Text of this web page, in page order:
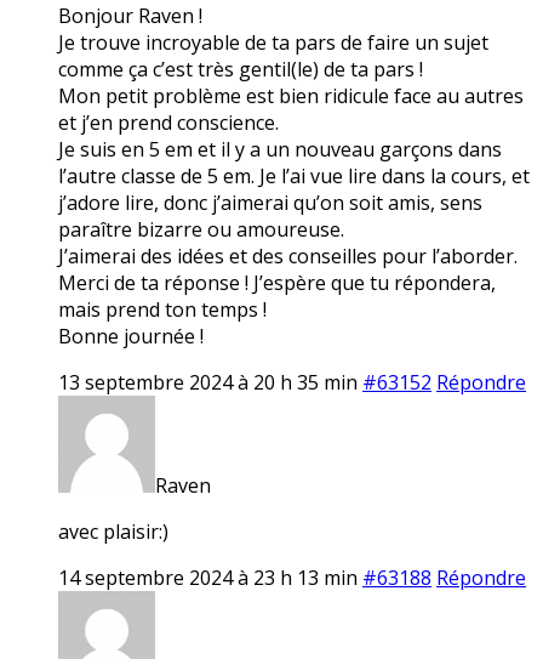
Bonjour Raven !
Je trouve incroyable de ta pars de faire un sujet
comme ça c’est très gentil(le) de ta pars !
Mon petit problème est bien ridicule face au autres
et j’en prend conscience.
Je suis en 5 em et il y a un nouveau garçons dans
l’autre classe de 5 em. Je l’ai vue lire dans la cours, et
j’adore lire, donc j’aimerai qu’on soit amis, sens
paraître bizarre ou amoureuse.
J’aimerai des idées et des conseilles pour l’aborder.
Merci de ta réponse ! J’espère que tu répondera,
mais prend ton temps !
Bonne journée !
13 septembre 2024 à 20 h 35 min #63152 Répondre
Raven
avec plaisir:)
14 septembre 2024 à 23 h 13 min #63188 Répondre